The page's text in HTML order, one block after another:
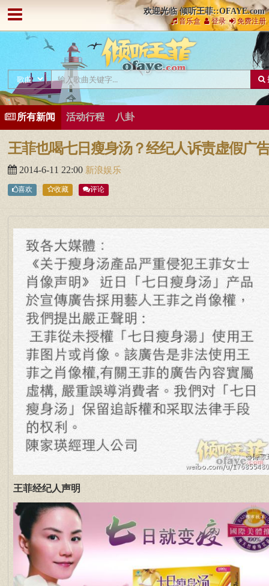
欢迎光临 倾听王菲::OFAYE.com
音乐盒 登录 免费注册
所有新闻 活动行程 八卦
王菲也喝七日瘦身汤？经纪人诉责虚假广
2014-6-11 22:00 新浪娱乐
喜欢 收藏 评论
王菲经纪人声明